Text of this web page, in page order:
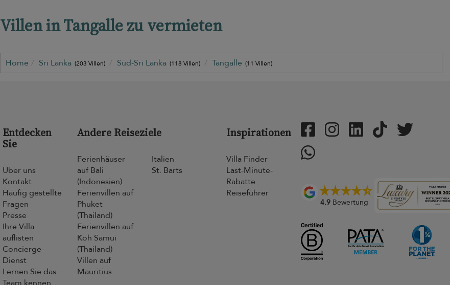
Villen in Tangalle zu vermieten
Home Sri Lanka (203 Villen) Süd-Sri Lanka (118 Villen) Tangalle (11 Villen)
Entdecken
Sie
Über uns
Kontakt
Häufig gestellte
Fragen
Presse
Ihre Villa
auflisten
Concierge-
Dienst
Lernen Sie das
Andere Reiseziele
Ferienhäuser
auf Bali
(Indonesien)
Ferienvillen auf
Phuket
(Thailand)
Ferienvillen auf
Koh Samui
(Thailand)
Villen auf
Mauritius
Italien
St. Barts
Inspirationen
Villa Finder
Last-Minute-
Rabatte
Reiseführer
4.9Bewertung